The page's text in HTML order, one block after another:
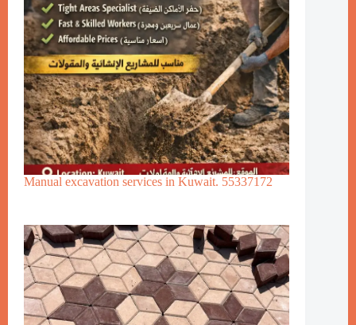
Manual excavation services in Kuwait. 55337172